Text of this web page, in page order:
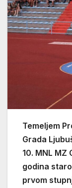
Temeljem
Grada
10. MNL MZ
godina
prvom